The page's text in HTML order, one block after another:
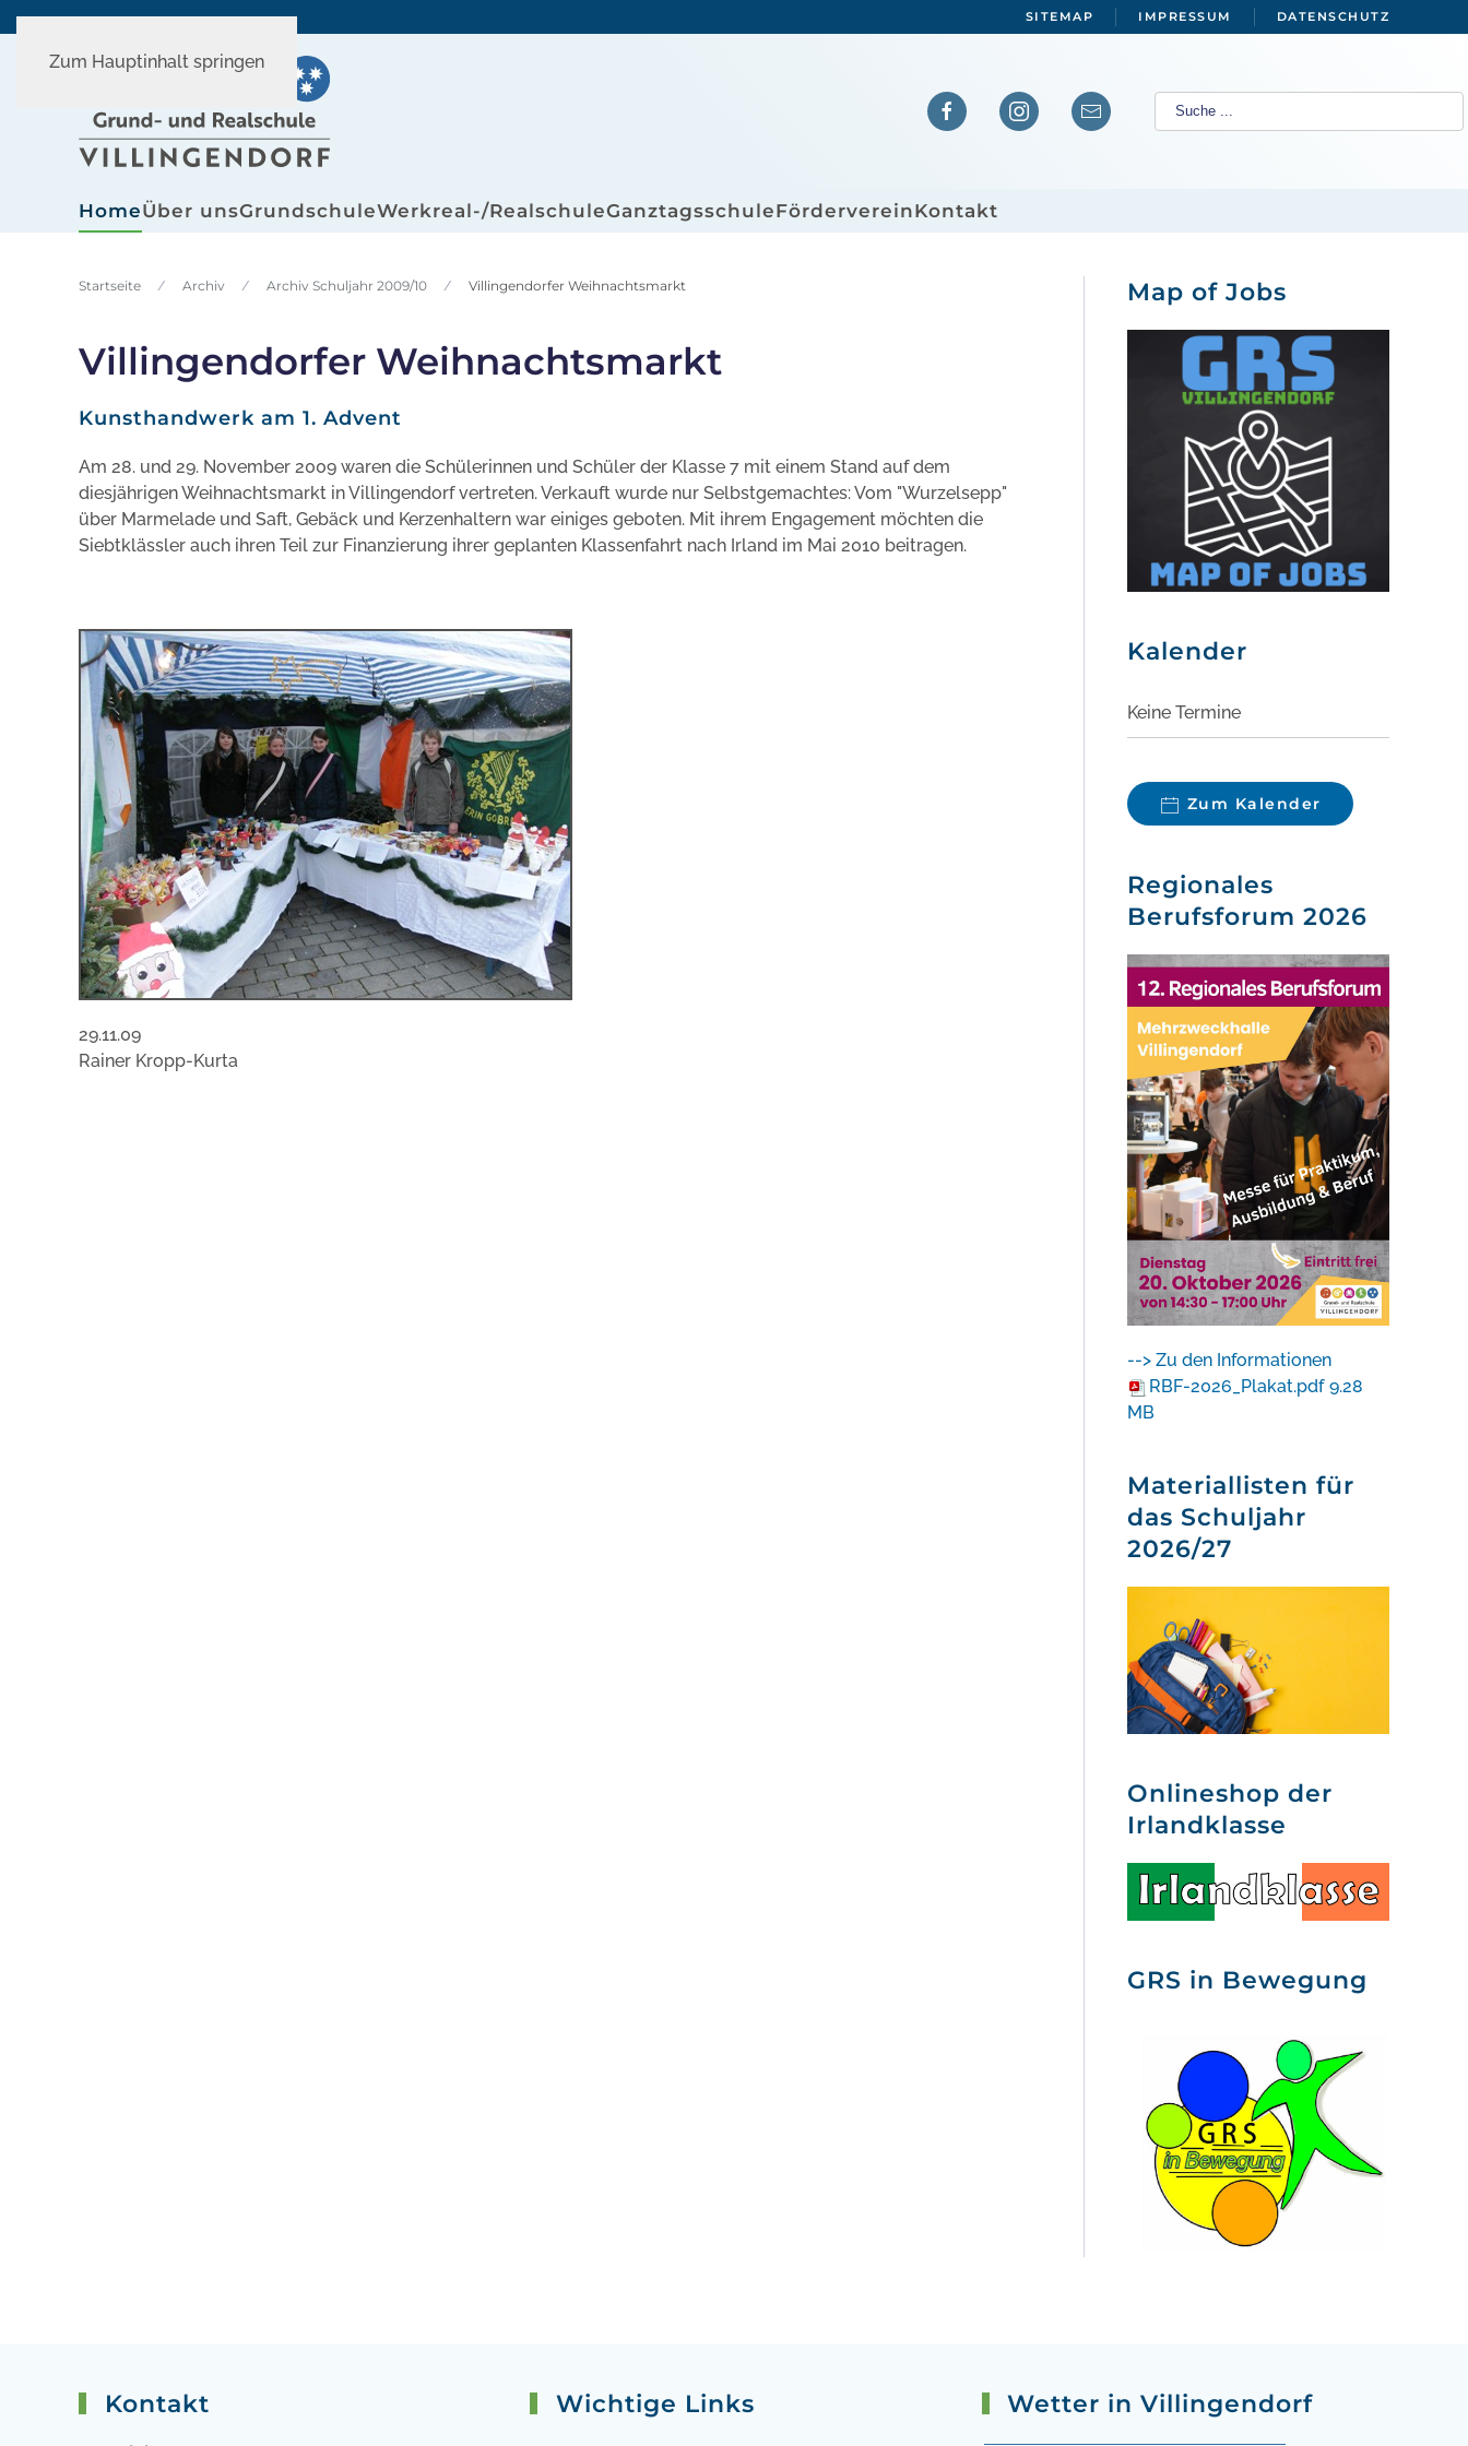
Zum Hauptinhalt springen
SITEMAP IMPRESSUM DATENSCHUTZ
HomeÜber unsGrundschuleWerkreal-/RealschuleGanztagsschuleFördervereinKontakt
Startseite Archiv Archiv Schuljahr 2009/10 Villingendorfer Weihnachtsmarkt
Villingendorfer Weihnachtsmarkt
Kunsthandwerk am 1. Advent
Am 28. und 29. November 2009 waren die Schülerinnen und Schüler der Klasse 7 mit einem Stand auf dem
diesjährigen Weihnachtsmarkt in Villingendorf vertreten. Verkauft wurde nur Selbstgemachtes: Vom "Wurzelsepp"
über Marmelade und Saft, Gebäck und Kerzenhaltern war einiges geboten. Mit ihrem Engagement möchten die
Siebtklässler auch ihren Teil zur Finanzierung ihrer geplanten Klassenfahrt nach Irland im Mai 2010 beitragen.
29.11.09
Rainer Kropp-Kurta
Map of Jobs
Kalender
Keine Termine
Zum Kalender
Regionales
Berufsforum 2026
--> Zu den Informationen
RBF-2026_Plakat.pdf 9.28
MB
Materiallisten für
das Schuljahr
2026/27
Onlineshop der
Irlandklasse
GRS in Bewegung
Kontakt Wichtige Links Wetter in Villingendorf